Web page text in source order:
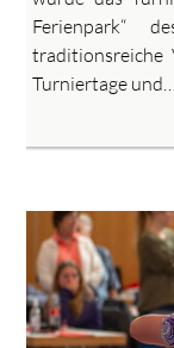
Ferienpark“
traditionsreiche
Turniertage und…